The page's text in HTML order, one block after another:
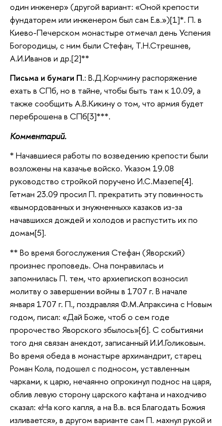
один инженер» (другой вариант: «Оной крепости
фундаторем или инженером был сам Е.в.»)[1]*. П. в
Киево-Печерском монастыре отмечал день Успения
Богородицы, с ним были Стефан, Т.Н.Стрешнев,
А.И.Иванов и др.[2]**
Письма и бумаги П.: В.Д.Корчмину распоряжение
ехать в СПб, но в тайне, чтобы быть там к 10.09, а
также сообщить А.В.Кикину о том, что армия будет
переброшена в СПб[3]***.
Комментарий.
* Начавшиеся работы по возведению крепости были
возложены на казачье войско. Указом 19.08
руководство стройкой поручено И.С.Мазепе[4].
Гетман 23.09 просил П. прекратить эту повинность
«вымордованных и знужненных» казаков из-за
начавшихся дождей и холодов и распустить их по
домам[5].
** Во время богослужения Стефан (Яворский)
произнес проповедь. Она понравилась и
запомнилась П. тем, что архиепископ возносил
молитву о завершении войны в 1707 г. В начале
января 1707 г. П., поздравляя Ф.М.Апраксина с Новым
годом, писал: «Дай Боже, чтоб о сем годе
пророчество Яворского збылось»[6]. С событиями
того дня связан анекдот, записанный И.И.Голиковым.
Во время обеда в монастыре архимандрит, старец
Роман Кола, подошел с подносом, уставленным
чарками, к царю, нечаянно опрокинул поднос на царя,
облив левую сторону царского кафтана и находчиво
сказал: «На кого капля, а на В.в. вся Благодать Божия
изливается», в другом варианте сам П. махнул рукой и